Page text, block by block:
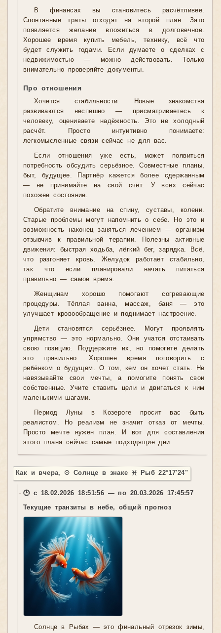
В финансах вы становитесь расчётливее.
Спонтанные траты отходят на второй план. Зато
появляется желание вложиться в долговечное.
Хорошее время купить мебель, технику, всё что
будет служить годами. Если думаете о сделках с
недвижимостью — можно действовать. Только
внимательно проверяйте документы.
Про отношения
Хочется стабильности. Новые знакомства
развиваются неспешно — присматриваетесь к
человеку, оцениваете надёжность. Это не холодный
расчёт. Просто интуитивно понимаете:
легкомысленные связи сейчас не для вас.
Если отношения уже есть, может появиться
потребность обсудить серьёзное. Совместные планы,
быт, будущее. Партнёр кажется более сдержанным
— не принимайте на свой счёт. У всех сейчас
похожее состояние.
Обратите внимание на спину, суставы, колени.
Старые проблемы могут напомнить о себе. Но это и
возможность наконец заняться лечением — организм
отзывчив к правильной терапии. Полезны активные
движения: быстрая ходьба, лёгкий бег, зарядка. Всё,
что разгоняет кровь. Желудок работает стабильно,
так что если планировали начать питаться
правильно — самое время.
Женщинам хорошо помогают согревающие
процедуры. Тёплая ванна, массаж, баня — это
улучшает кровообращение и поднимает настроение.
Дети становятся серьёзнее. Могут проявлять
упрямство — это нормально. Они учатся отстаивать
свою позицию. Поддержите их, но помогите делать
это правильно. Хорошее время поговорить с
ребёнком о будущем. О том, кем он хочет стать. Не
навязывайте свои мечты, а помогите понять свои
собственные. Учите ставить цели и двигаться к ним
маленькими шагами.
Период Луны в Козероге просит вас быть
реалистом. Но реализм не значит отказ от мечты.
Просто мечте нужен план. И вот для составления
этого плана сейчас самые подходящие дни.
Как и вчера, ☉ Солнце в знаке ♓ Рыб 22°17'24"
🕒 с 18.02.2026 18:51:56 — по 20.03.2026 17:45:57
Текущие транзиты в небе, общий прогноз
Солнце в Рыбах — это финальный отрезок зимы,